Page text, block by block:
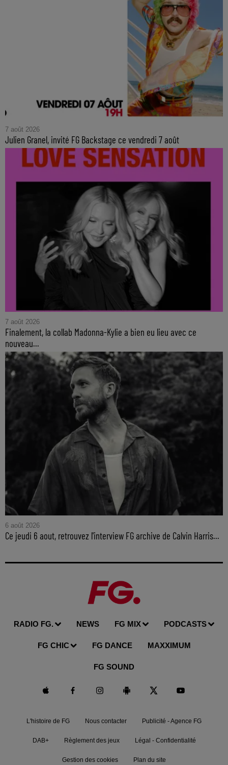
7 août 2026
Julien Granel, invité FG Backstage ce vendredi 7 août
7 août 2026
Finalement, la collab Madonna-Kylie a bien eu lieu avec ce
nouveau...
6 août 2026
Ce jeudi 6 aout, retrouvez l'interview FG archive de Calvin Harris...
RADIO FG. NEWS FG MIX PODCASTS
FG CHIC FG DANCE MAXXIMUM
FG SOUND
L'histoire de FG Nous contacter Publicité - Agence FG
DAB+ Règlement des jeux Légal - Confidentialité
Gestion des cookies Plan du site